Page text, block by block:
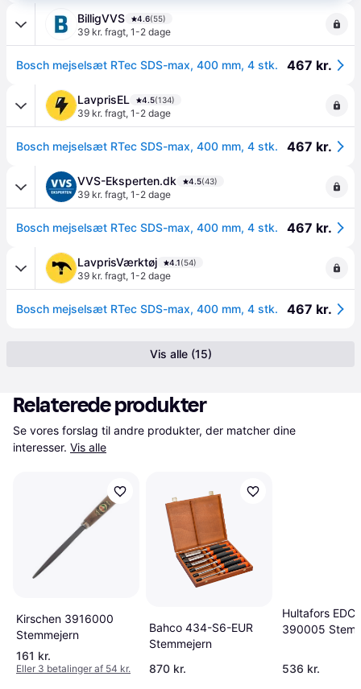
BilligVVS 4.6(55)
39 kr. fragt, 1-2 dage
Bosch mejselsæt RTec SDS-max, 400 mm, 4 stk. 467 kr.
LavprisEL 4.5(134)
39 kr. fragt, 1-2 dage
Bosch mejselsæt RTec SDS-max, 400 mm, 4 stk. 467 kr.
VVS-Eksperten.dk 4.5(43)
39 kr. fragt, 1-2 dage
Bosch mejselsæt RTec SDS-max, 400 mm, 4 stk. 467 kr.
LavprisVærktøj 4.1(54)
39 kr. fragt, 1-2 dage
Bosch mejselsæt RTec SDS-max, 400 mm, 4 stk. 467 kr.
Vis alle (15)
Relaterede produkter
Se vores forslag til andre produkter, der matcher dine
interesser. Vis alle
Kirschen 3916000
Stemmejern
161 kr.
Eller 3 betalinger af 54 kr.
Bahco 434-S6-EUR
Stemmejern
870 kr.
Hultafors EDC
390005
536 kr.